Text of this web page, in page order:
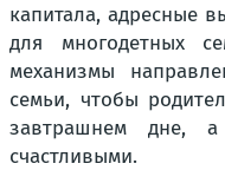
капитала, адресные
для многодетных
механизмы
семьи, чтобы
завтрашнем дне,
счастливыми.